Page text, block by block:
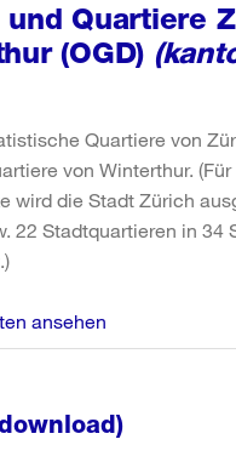
Quartiere
(OGD)
Quartiere von
von Winterthur. (Für
wird die Stadt Zürich
22 Stadtquartieren in 34
ansehen